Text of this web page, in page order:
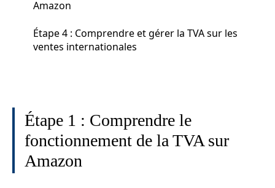
Amazon
Étape 4 : Comprendre et gérer la TVA sur les
ventes internationales
Étape 1 : Comprendre le
fonctionnement de la TVA sur
Amazon